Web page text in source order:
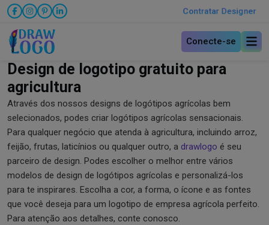
Contratar Designer
Conecte-se
Design de logotipo gratuito para
agricultura
Através dos nossos designs de logótipos agrícolas bem
selecionados, podes criar logótipos agrícolas sensacionais.
Para qualquer negócio que atenda à agricultura, incluindo arroz,
feijão, frutas, laticínios ou qualquer outro, a drawlogo é seu
parceiro de design. Podes escolher o melhor entre vários
modelos de design de logótipos agrícolas e personalizá-los
para te inspirares. Escolha a cor, a forma, o ícone e as fontes
que você deseja para um logotipo de empresa agrícola perfeito.
Para atenção aos detalhes, conte conosco.